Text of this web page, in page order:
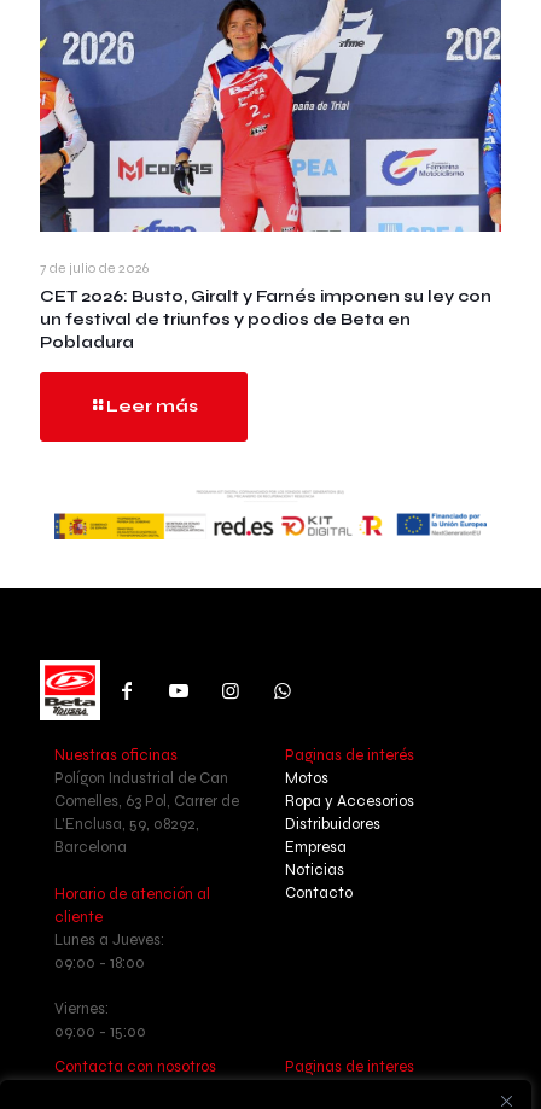
7 de julio de 2026
CET 2026: Busto, Giralt y Farnés imponen su ley con
un festival de triunfos y podios de Beta en
Pobladura
Leer más
Nuestras oficinas
Polígon Industrial de Can
Comelles, 63 Pol, Carrer de
L'Enclusa, 59, 08292,
Barcelona
Horario de atención al
cliente
Lunes a Jueves:
09:00 - 18:00
Viernes:
09:00 - 15:00
Paginas de interés
Motos
Ropa y Accesorios
Distribuidores
Empresa
Noticias
Contacto
Contacta con nosotros
Paginas de interes